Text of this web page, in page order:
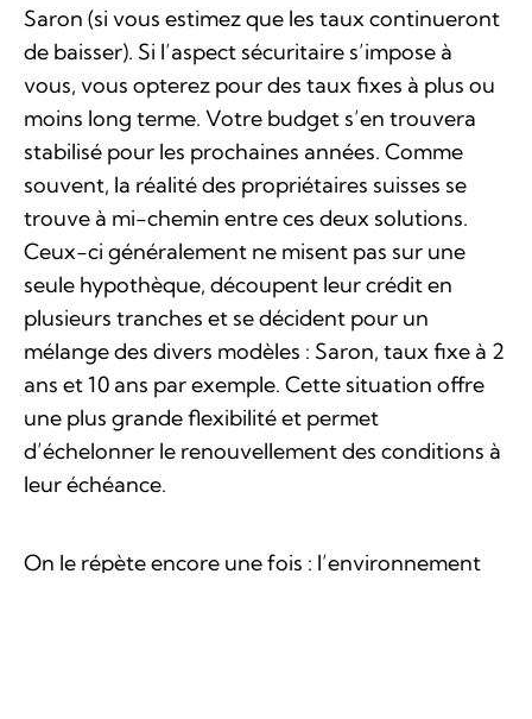
Saron (si vous estimez que les taux continueront
de baisser). Si l’aspect sécuritaire s’impose à
vous, vous opterez pour des taux fixes à plus ou
moins long terme. Votre budget s’en trouvera
stabilisé pour les prochaines années. Comme
souvent, la réalité des propriétaires suisses se
trouve à mi-chemin entre ces deux solutions.
Ceux-ci généralement ne misent pas sur une
seule hypothèque, découpent leur crédit en
plusieurs tranches et se décident pour un
mélange des divers modèles : Saron, taux fixe à 2
ans et 10 ans par exemple. Cette situation offre
une plus grande flexibilité et permet
d’échelonner le renouvellement des conditions à
leur échéance.
On le répète encore une fois : l’environnement